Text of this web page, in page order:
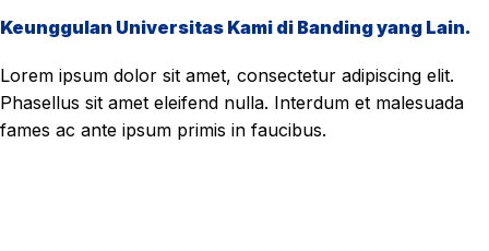
Keunggulan Universitas Kami di Banding yang Lain.
Lorem ipsum dolor sit amet, consectetur adipiscing elit.
Phasellus sit amet eleifend nulla. Interdum et malesuada
fames ac ante ipsum primis in faucibus.